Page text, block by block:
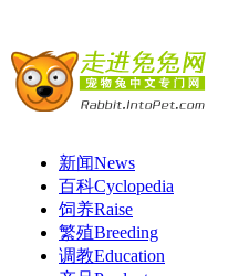
新闻News
百科Cyclopedia
饲养Raise
繁殖Breeding
调教Education